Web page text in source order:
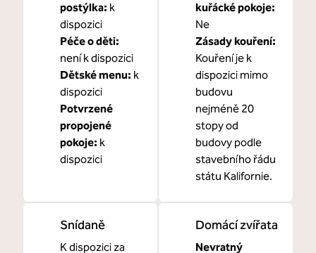
postýlka: k
dispozici
Péče o děti:
není k dispozici
Dětské menu: k
dispozici
Potvrzené
propojené
pokoje: k
dispozici
kuřácké pokoje:
Ne
Zásady kouření:
Kouření je k
dispozici mimo
budovu
nejméně 20
stopy od
budovy podle
stavebního řádu
státu Kalifornie.
Snídaně
K dispozici za
Domácí zvířata
Nevratný